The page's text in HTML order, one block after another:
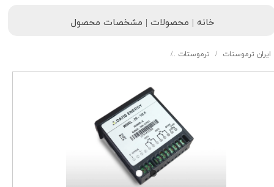
خروج از حساب کاربریخانه | محصولات | مشخصات محصول
ایران ترموستات ترموستات